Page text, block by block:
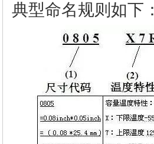
典型命名规则如下：